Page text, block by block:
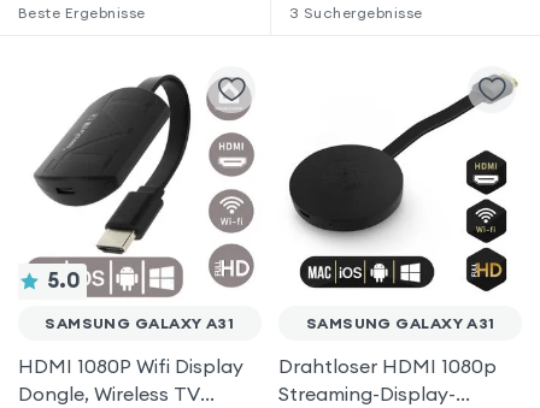
Beste Ergebnisse 3 Suchergebnisse
5.0
SAMSUNG GALAXY A31
HDMI 1080P Wifi Display
Dongle, Wireless TV
SAMSUNG GALAXY A31
Drahtloser HDMI 1080p
Streaming-Display-